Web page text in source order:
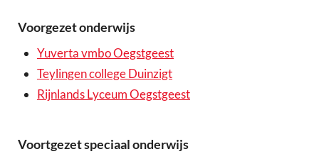
Voorgezet onderwijs
Yuverta vmbo Oegstgeest
Teylingen college Duinzigt
Rijnlands Lyceum Oegstgeest
Voortgezet speciaal onderwijs